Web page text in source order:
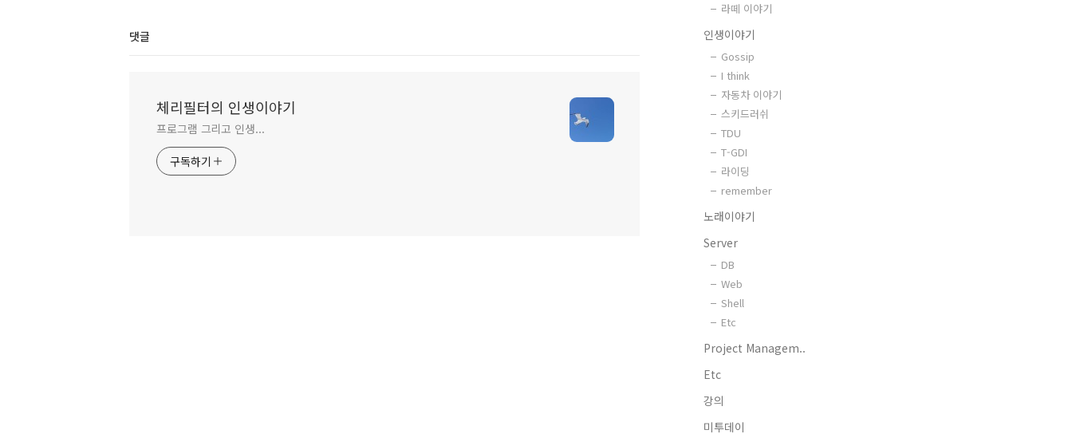
댓글
체리필터의 인생이야기
프로그램 그리고 인생...
구독하기
라떼 이야기
인생이야기
Gossip
I think
자동차 이야기
스키드러쉬
TDU
T-GDI
라이딩
remember
노래이야기
Server
DB
Web
Shell
Etc
Project Managem..
Etc
강의
미투데이